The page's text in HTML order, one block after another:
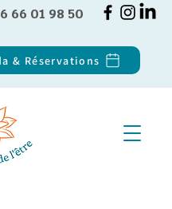
66 01 98 50
& Réservations